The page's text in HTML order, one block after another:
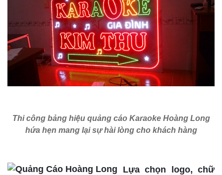
Thi công bảng hiệu quảng cáo Karaoke Hoàng Long
hứa hẹn mang lại sự hài lòng cho khách hàng
Lựa chọn logo, chữ